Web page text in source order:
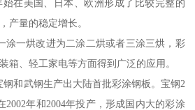
在美国、日本、欧洲形成了比较完整的
产量的稳定增长。
一烘改进为二涂二烘或者三涂三烘，彩
箱、轻工家电等方面得到广泛的应用。
和武钢生产出大陆首批彩涂钢板。宝钢2
2002年和2004年投产，形成国内大的彩涂